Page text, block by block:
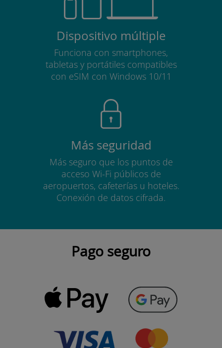
Dispositivo múltiple
Funciona con smartphones,
tabletas y portátiles compatibles
con eSIM con Windows 10/11
Más seguridad
Más seguro que los puntos de
acceso Wi-Fi públicos de
aeropuertos, cafeterías u hoteles.
Conexión de datos cifrada.
Pago seguro